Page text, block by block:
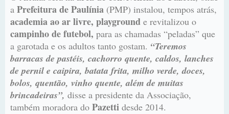
a Prefeitura de Paulínia (PMP) instalou, tempos atrás,
academia ao ar livre, playground e revitalizou o
campinho de futebol, para as chamadas “peladas” que
a garotada e os adultos tanto gostam. “Teremos
barracas de pastéis, cachorro quente, caldos, lanches
de pernil e caipira, batata frita, milho verde, doces,
bolos, quentão, vinho quente, além de muitas
brincadeiras”, disse a presidente da Associação,
também moradora do Pazetti desde 2014.